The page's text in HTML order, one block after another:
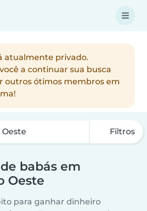
atualmente privado.
a continuar sua busca
outros ótimos membros em
Filtros
babás em
Oeste
para ganhar dinheiro